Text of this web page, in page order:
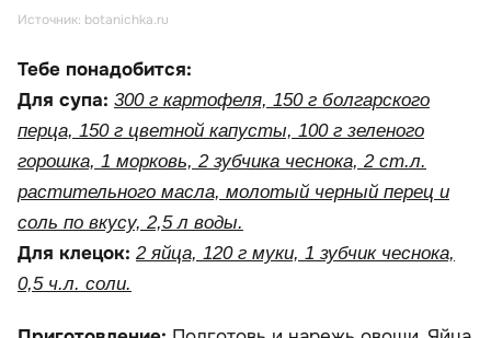
Источник: botanichka.ru
Тебе понадобится:
Для супа: 300 г картофеля, 150 г болгарского
перца, 150 г цветной капусты, 100 г зеленого
горошка, 1 морковь, 2 зубчика чеснока, 2 ст.л.
растительного масла, молотый черный перец и
соль по вкусу, 2,5 л воды.
Для клецок: 2 яйца, 120 г муки, 1 зубчик чеснока,
0,5 ч.л. соли.